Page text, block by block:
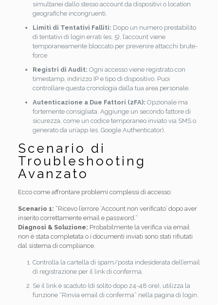
simultanei dallo stesso account da dispositivi o location
geografiche incongruenti.
Limiti di Tentativi Falliti: Dopo un numero prestabilito
di tentativi di login errati (es. 5), l’account viene
temporaneamente bloccato per prevenire attacchi brute-
force.
Registri di Audit: Ogni accesso viene registrato con
timestamp, indirizzo IP e tipo di dispositivo. Puoi
controllare questa cronologia dalla tua area personale.
Autenticazione a Due Fattori (2FA): Opzionale ma
fortemente consigliata. Aggiunge un secondo fattore di
sicurezza, come un codice temporaneo inviato via SMS o
generato da un’app (es. Google Authenticator).
Scenario di
Troubleshooting
Avanzato
Ecco come affrontare problemi complessi di accesso:
Scenario 1: “Ricevo l’errore ‘Account non verificato’ dopo aver
inserito correttamente email e password.”
Diagnosi & Soluzione: Probabilmente la verifica via email
non è stata completata o i documenti inviati sono stati rifiutati
dal sistema di compliance.
Controlla la cartella di spam/posta indesiderata dell’email
di registrazione per il link di conferma.
Se il link è scaduto (di solito dopo 24-48 ore), utilizza la
funzione “Rinvia email di conferma” nella pagina di login.